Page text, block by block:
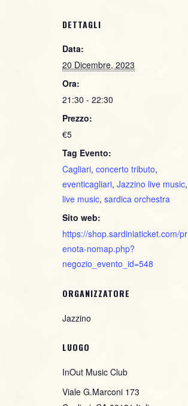
DETTAGLI
Data:
20 Dicembre, 2023
Ora:
21:30 - 22:30
Prezzo:
€5
Tag Evento:
Cagliari, concerto tributo,
eventicagliari, Jazzino live music,
live music, sardica orchestra
Sito web:
https://shop.sardiniaticket.com/pr
enota-nomap.php?
negozio_evento_id=548
LUOGO
InOut Music Club
Viale G.Marconi 173
ORGANIZZATORE
Jazzino